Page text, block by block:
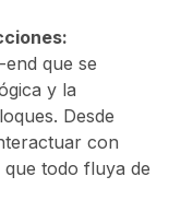
que se
y la
Desde
con
todo fluya de